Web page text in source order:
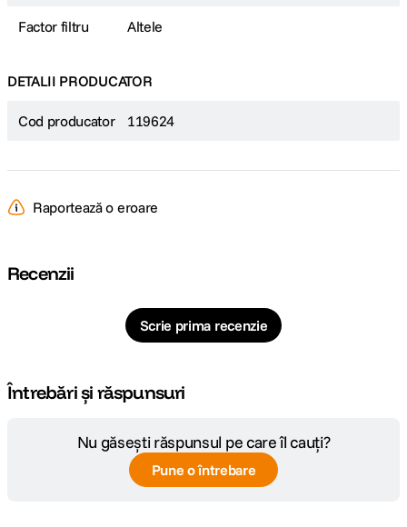
Factor filtru Altele
DETALII PRODUCATOR
Cod producator 119624
Raportează o eroare
Recenzii
Scrie prima recenzie
Întrebări și răspunsuri
Nu găsești răspunsul pe care îl cauți?
Pune o întrebare